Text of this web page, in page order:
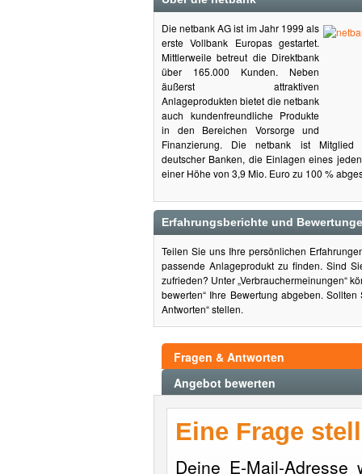
Die netbank AG ist im Jahr 1999 als
erste Vollbank Europas gestartet.
Mittlerweile betreut die Direktbank
über 165.000 Kunden. Neben
äußerst attraktiven
Anlageprodukten bietet die netbank
auch kundenfreundliche Produkte
in den Bereichen Vorsorge und
Finanzierung. Die netbank ist Mitglied
deutscher Banken, die Einlagen eines
einer Höhe von 3,9 Mio. Euro zu 100 %
Erfahrungsberichte und
Teilen Sie uns Ihre persönlichen
passende Anlageprodukt zu finden. Sind
zufrieden? Unter „Verbrauchermeinungen“
bewerten“ Ihre Bewertung abgeben.
Antworten“ stellen.
Fragen & Antworten
Angebot bewerten
Eine Frage
Deine E-Mail-